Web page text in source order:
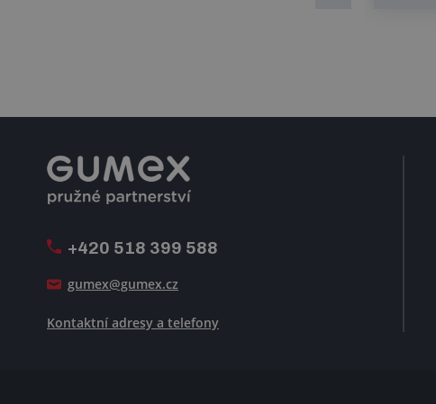
+420 518 399 588
gumex@gumex.cz
Kontaktní adresy a telefony